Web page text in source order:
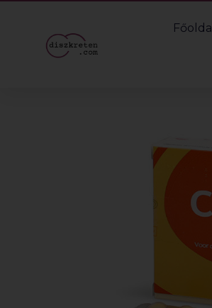
Főoldal